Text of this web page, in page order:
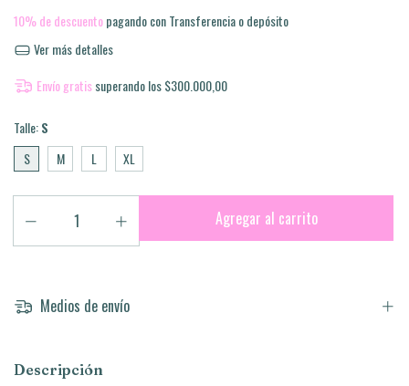
10% de descuentopagando con Transferencia o depósito
Ver más detalles
Envío gratissuperando los$300.000,00
Talle:S
S
M L XL
Medios de envío
Descripción